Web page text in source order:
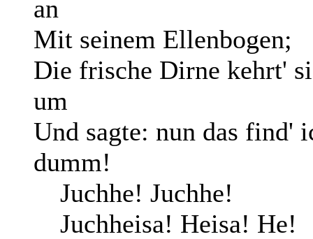
an
Mit seinem Ellenbogen;
Die frische Dirne kehrt'
um
Und sagte: nun das find'
dumm!
Juchhe! Juchhe!
Juchheisa! Heisa! He!